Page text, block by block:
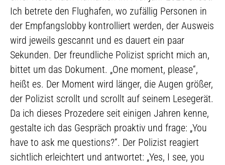
Ich betrete den Flughafen, wo zufällig Personen in
der Empfangslobby kontrolliert werden, der Ausweis
wird jeweils gescannt und es dauert ein paar
Sekunden. Der freundliche Polizist spricht mich an,
bittet um das Dokument. „One moment, please“,
heißt es. Der Moment wird länger, die Augen größer,
der Polizist scrollt und scrollt auf seinem Lesegerät.
Da ich dieses Prozedere seit einigen Jahren kenne,
gestalte ich das Gespräch proaktiv und frage: „You
have to ask me questions?“. Der Polizist reagiert
sichtlich erleichtert und antwortet: „Yes, I see, you